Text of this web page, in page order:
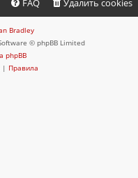
Удалить cookies
FAQ
Bradley
© phpBB Limited
phpBB
| Правила